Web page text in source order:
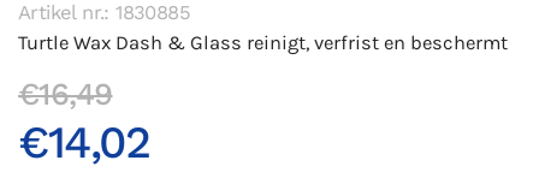
Artikel nr.: 1830885
Turtle Wax Dash & Glass reinigt, verfrist en beschermt
€16,49
€14,02